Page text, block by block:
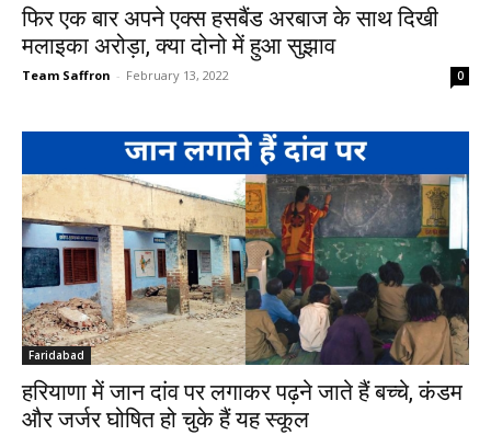
फिर एक बार अपने एक्स हसबैंड अरबाज के साथ दिखी
मलाइका अरोड़ा, क्या दोनो में हुआ सुझाव
Team Saffron - February 13, 2022 0
Faridabad
हरियाणा में जान दांव पर लगाकर पढ़ने जाते हैं बच्चे, कंडम
और जर्जर घोषित हो चुके हैं यह स्कूल